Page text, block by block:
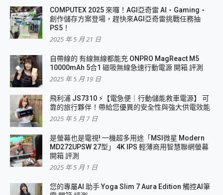
COMPUTEX 2025 來囉！AGI亞奇雷 AI・Gaming・
創作儲存方案登場，趕快來AGI亞奇雷挑戰任務抽
PS5！
2025 年 5 月 21 日
自帶線的 有線無線都能充 ONPRO MagReact M5
10000mAh 5合1 磁吸無線急速行動電源 開箱 評測
2025 年 5 月 19 日
飛利浦 JS7310 ⚡【電急便｜行動儲能救車電源】 可
靠的旅行夥伴！帶給您優異的安全性與強大供電效能
2025 年 5 月 7 日
是螢幕也是電視! 一機超多用途「MSI微星 Modern
MD272UPSW 27型」 4K IPS 輕薄商用智慧聯網螢幕
開箱 評測
2025 年 5 月 1 日
您的專屬AI 助手 Yoga Slim 7 Aura Edition 觸控AI筆